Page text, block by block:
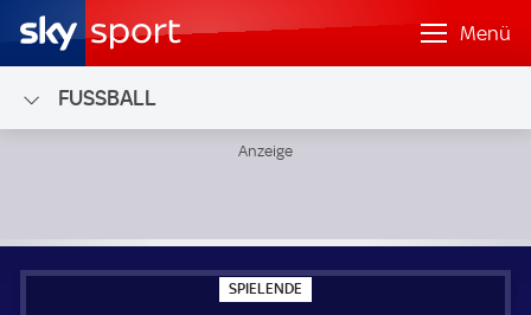
Menü
FUSSBALL
SPIELENDE
P